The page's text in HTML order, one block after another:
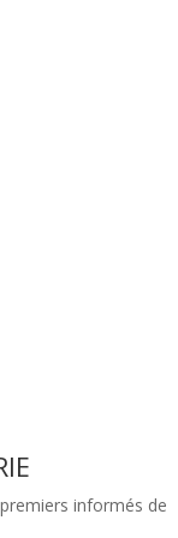
informés de